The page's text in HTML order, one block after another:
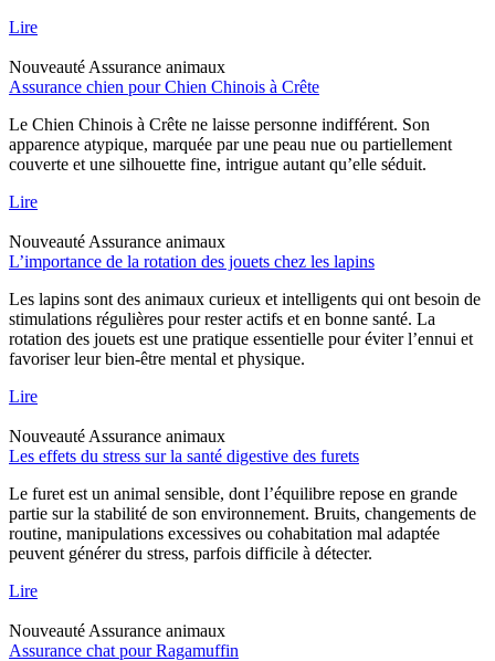
Lire
Nouveauté Assurance animaux
Assurance chien pour Chien Chinois à Crête
Le Chien Chinois à Crête ne laisse personne indifférent. Son
apparence atypique, marquée par une peau nue ou partiellement
couverte et une silhouette fine, intrigue autant qu’elle séduit.
Lire
Nouveauté Assurance animaux
L’importance de la rotation des jouets chez les lapins
Les lapins sont des animaux curieux et intelligents qui ont besoin de
stimulations régulières pour rester actifs et en bonne santé. La
rotation des jouets est une pratique essentielle pour éviter l’ennui et
favoriser leur bien-être mental et physique.
Lire
Nouveauté Assurance animaux
Les effets du stress sur la santé digestive des furets
Le furet est un animal sensible, dont l’équilibre repose en grande
partie sur la stabilité de son environnement. Bruits, changements de
routine, manipulations excessives ou cohabitation mal adaptée
peuvent générer du stress, parfois difficile à détecter.
Lire
Nouveauté Assurance animaux
Assurance chat pour Ragamuffin